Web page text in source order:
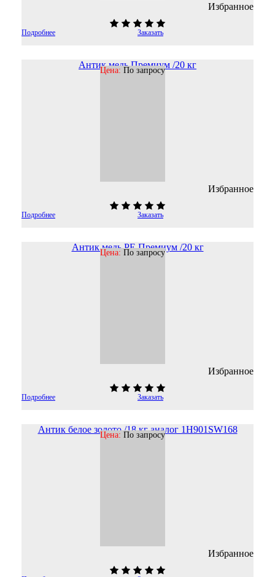
Избранное
Подробнее Заказать
Антик медь Премиум /20 кг
Избранное
Цена: По запросу
Подробнее Заказать
Антик медь PE Премиум /20 кг
Избранное
Цена: По запросу
Подробнее Заказать
Антик белое золото /18 кг аналог 1H901SW168
Избранное
Цена: По запросу